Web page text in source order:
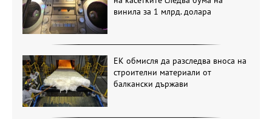
винила за 1 млрд. долара
ЕК обмисля да разследва вноса на
строителни материали от
балкански държави